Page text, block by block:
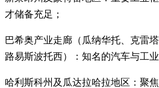
才储备充足；
巴希奥产业走廊（瓜纳华托、克雷
路易斯波托西）：知名的汽车与工业
哈利斯科州及瓜达拉哈拉地区：聚